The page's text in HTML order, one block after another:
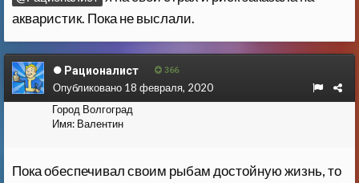
акваристик. Пока не выслали.
Рационалист 366
Город Волгоград
Имя: Валентин
Опубликовано 18 февраля, 2020
Пока обеспечивал своим рыбам достойную жизнь, то